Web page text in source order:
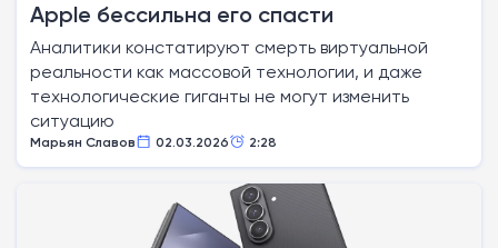
Apple бессильна его спасти
Аналитики констатируют смерть виртуальной
реальности как массовой технологии, и даже
технологические гиганты не могут изменить
ситуацию
Марьян Славов 02.03.2026 2:28